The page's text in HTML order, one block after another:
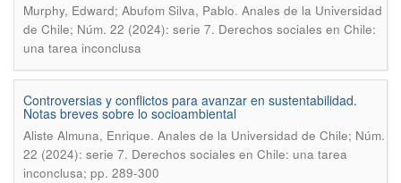
Murphy, Edward; Abufom Silva, Pablo. Anales de la Universidad
de Chile; Núm. 22 (2024): serie 7. Derechos sociales en Chile:
una tarea inconclusa
Controversias y conflictos para avanzar en sustentabilidad.
Notas breves sobre lo socioambiental
Aliste Almuna, Enrique. Anales de la Universidad de Chile; Núm.
22 (2024): serie 7. Derechos sociales en Chile: una tarea
inconclusa; pp. 289-300